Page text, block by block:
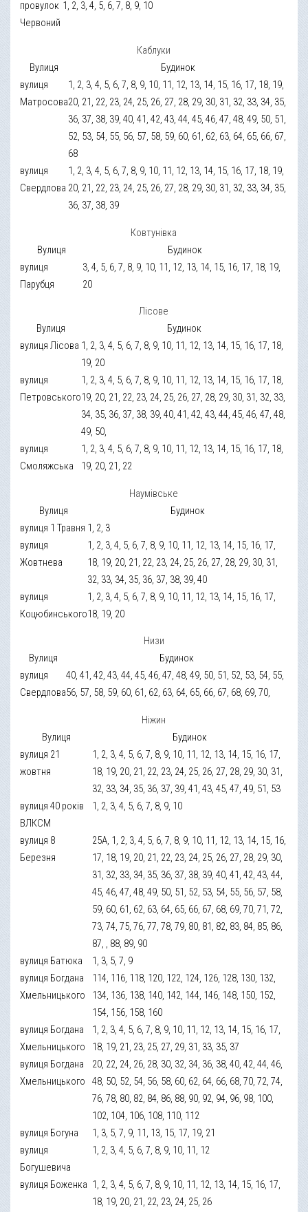
провулок
Червоний
1, 2, 3, 4, 5, 6, 7, 8, 9, 10
Каблуки
Вулиця
Будинок
вулиця
Матросова
1, 2, 3, 4, 5, 6, 7, 8, 9, 10, 11, 12, 13, 14, 15, 16, 17, 18, 19,
20, 21, 22, 23, 24, 25, 26, 27, 28, 29, 30, 31, 32, 33, 34, 35,
36, 37, 38, 39, 40, 41, 42, 43, 44, 45, 46, 47, 48, 49, 50, 51,
52, 53, 54, 55, 56, 57, 58, 59, 60, 61, 62, 63, 64, 65, 66, 67,
68
вулиця
Свердлова
1, 2, 3, 4, 5, 6, 7, 8, 9, 10, 11, 12, 13, 14, 15, 16, 17, 18, 19,
20, 21, 22, 23, 24, 25, 26, 27, 28, 29, 30, 31, 32, 33, 34, 35,
36, 37, 38, 39
Ковтунівка
Вулиця
Будинок
вулиця
Парубця
3, 4, 5, 6, 7, 8, 9, 10, 11, 12, 13, 14, 15, 16, 17, 18, 19,
20
Лісове
Вулиця
Будинок
вулиця Лісова 1, 2, 3, 4, 5, 6, 7, 8, 9, 10, 11, 12, 13, 14, 15, 16, 17, 18,
19, 20
вулиця
Петровського
1, 2, 3, 4, 5, 6, 7, 8, 9, 10, 11, 12, 13, 14, 15, 16, 17, 18,
19, 20, 21, 22, 23, 24, 25, 26, 27, 28, 29, 30, 31, 32, 33,
34, 35, 36, 37, 38, 39, 40, 41, 42, 43, 44, 45, 46, 47, 48,
49, 50,
вулиця
Смоляжська
1, 2, 3, 4, 5, 6, 7, 8, 9, 10, 11, 12, 13, 14, 15, 16, 17, 18,
19, 20, 21, 22
Наумівське
Вулиця
Будинок
вулиця 1 Травня 1, 2, 3
вулиця
Жовтнева
1, 2, 3, 4, 5, 6, 7, 8, 9, 10, 11, 12, 13, 14, 15, 16, 17,
18, 19, 20, 21, 22, 23, 24, 25, 26, 27, 28, 29, 30, 31,
32, 33, 34, 35, 36, 37, 38, 39, 40
вулиця
Коцюбинського
1, 2, 3, 4, 5, 6, 7, 8, 9, 10, 11, 12, 13, 14, 15, 16, 17,
18, 19, 20
Низи
Вулиця
Будинок
вулиця
Свердлова
40, 41, 42, 43, 44, 45, 46, 47, 48, 49, 50, 51, 52, 53, 54, 55,
56, 57, 58, 59, 60, 61, 62, 63, 64, 65, 66, 67, 68, 69, 70,
Ніжин
Вулиця
Будинок
вулиця 21
жовтня
1, 2, 3, 4, 5, 6, 7, 8, 9, 10, 11, 12, 13, 14, 15, 16, 17,
18, 19, 20, 21, 22, 23, 24, 25, 26, 27, 28, 29, 30, 31,
32, 33, 34, 35, 36, 37, 39, 41, 43, 45, 47, 49, 51, 53
вулиця 40 років
ВЛКСМ
1, 2, 3, 4, 5, 6, 7, 8, 9, 10
вулиця 8
Березня
25А, 1, 2, 3, 4, 5, 6, 7, 8, 9, 10, 11, 12, 13, 14, 15, 16,
17, 18, 19, 20, 21, 22, 23, 24, 25, 26, 27, 28, 29, 30,
31, 32, 33, 34, 35, 36, 37, 38, 39, 40, 41, 42, 43, 44,
45, 46, 47, 48, 49, 50, 51, 52, 53, 54, 55, 56, 57, 58,
59, 60, 61, 62, 63, 64, 65, 66, 67, 68, 69, 70, 71, 72,
73, 74, 75, 76, 77, 78, 79, 80, 81, 82, 83, 84, 85, 86,
87, , 88, 89, 90
вулиця Батюка
1, 3, 5, 7, 9
вулиця Богдана
Хмельницького
114, 116, 118, 120, 122, 124, 126, 128, 130, 132,
134, 136, 138, 140, 142, 144, 146, 148, 150, 152,
154, 156, 158, 160
вулиця Богдана
Хмельницького
1, 2, 3, 4, 5, 6, 7, 8, 9, 10, 11, 12, 13, 14, 15, 16, 17,
18, 19, 21, 23, 25, 27, 29, 31, 33, 35, 37
вулиця Богдана
Хмельницького
20, 22, 24, 26, 28, 30, 32, 34, 36, 38, 40, 42, 44, 46,
48, 50, 52, 54, 56, 58, 60, 62, 64, 66, 68, 70, 72, 74,
76, 78, 80, 82, 84, 86, 88, 90, 92, 94, 96, 98, 100,
102, 104, 106, 108, 110, 112
вулиця Богуна
1, 3, 5, 7, 9, 11, 13, 15, 17, 19, 21
вулиця
Богушевича
1, 2, 3, 4, 5, 6, 7, 8, 9, 10, 11, 12
вулиця Боженка 1, 2, 3, 4, 5, 6, 7, 8, 9, 10, 11, 12, 13, 14, 15, 16, 17,
18, 19, 20, 21, 22, 23, 24, 25, 26